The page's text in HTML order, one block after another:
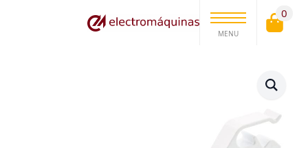
MENU
0